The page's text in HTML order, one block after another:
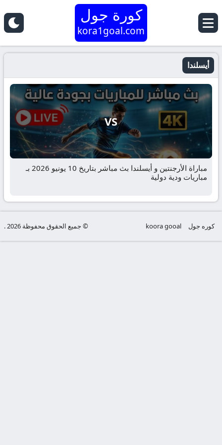
كورة جول
kora1goal.com
أيسلندا
VS
مباراة الأرجنتين و أيسلندا بث مباشر بتاريخ 10 يونيو 2026 بـ
مباريات ودية دولية
كوره جول koora gooal © جميع الحقوق محفوظة 2026 .